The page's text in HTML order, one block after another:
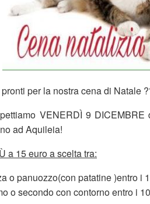
per la nostra cena di Natale
VENERDÌ 9
ad Aquileia!
a 15 euro a scelta tra:
o panuozzo(con
o secondo con